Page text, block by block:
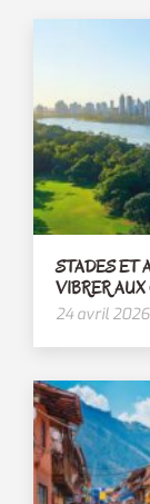
STADES ET
VIBRER
24 avril 2026